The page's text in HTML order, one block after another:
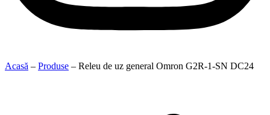
Acasă – Produse – Releu de uz general Omron G2R-1-SN DC24